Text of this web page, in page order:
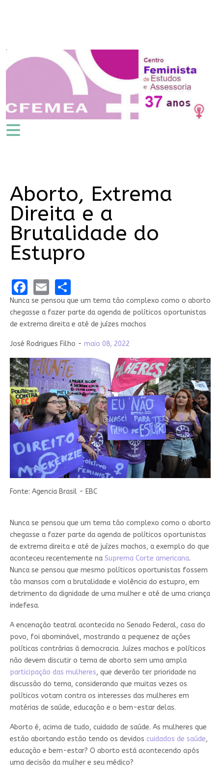
Aborto, Extrema
Direita e a
Brutalidade do
Estupro
Facebook
EmailShare
Nunca se pensou que um tema tão complexo como o aborto
chegasse a fazer parte da agenda de políticos oportunistas
de extrema direita e até de juízes machos
José Rodrigues Filho - maio 08, 2022
Fonte: Agencia Brasil - EBC
Nunca se pensou que um tema tão complexo como o aborto
chegasse a fazer parte da agenda de políticos oportunistas
de extrema direita e até de juízes machos, a exemplo do que
aconteceu recentemente na Suprema Corte americana.
Nunca se pensou que mesmo políticos oportunistas fossem
tão mansos com a brutalidade e violência do estupro, em
detrimento da dignidade de uma mulher e até de uma criança
indefesa.
A encenação teatral acontecida no Senado Federal, casa do
povo, foi abominável, mostrando a pequenez de ações
políticas contrárias à democracia. Juízes machos e políticos
não devem discutir o tema de aborto sem uma ampla
participação das mulheres, que deverão ter prioridade na
discussão do tema, considerando que muitas vezes os
políticos votam contra os interesses das mulheres em
matérias de saúde, educação e o bem-estar delas.
Aborto é, acima de tudo, cuidado de saúde. As mulheres que
estão abortando estão tendo os devidos cuidados de saúde,
educação e bem-estar? O aborto está acontecendo após
uma decisão da mulher e seu médico?